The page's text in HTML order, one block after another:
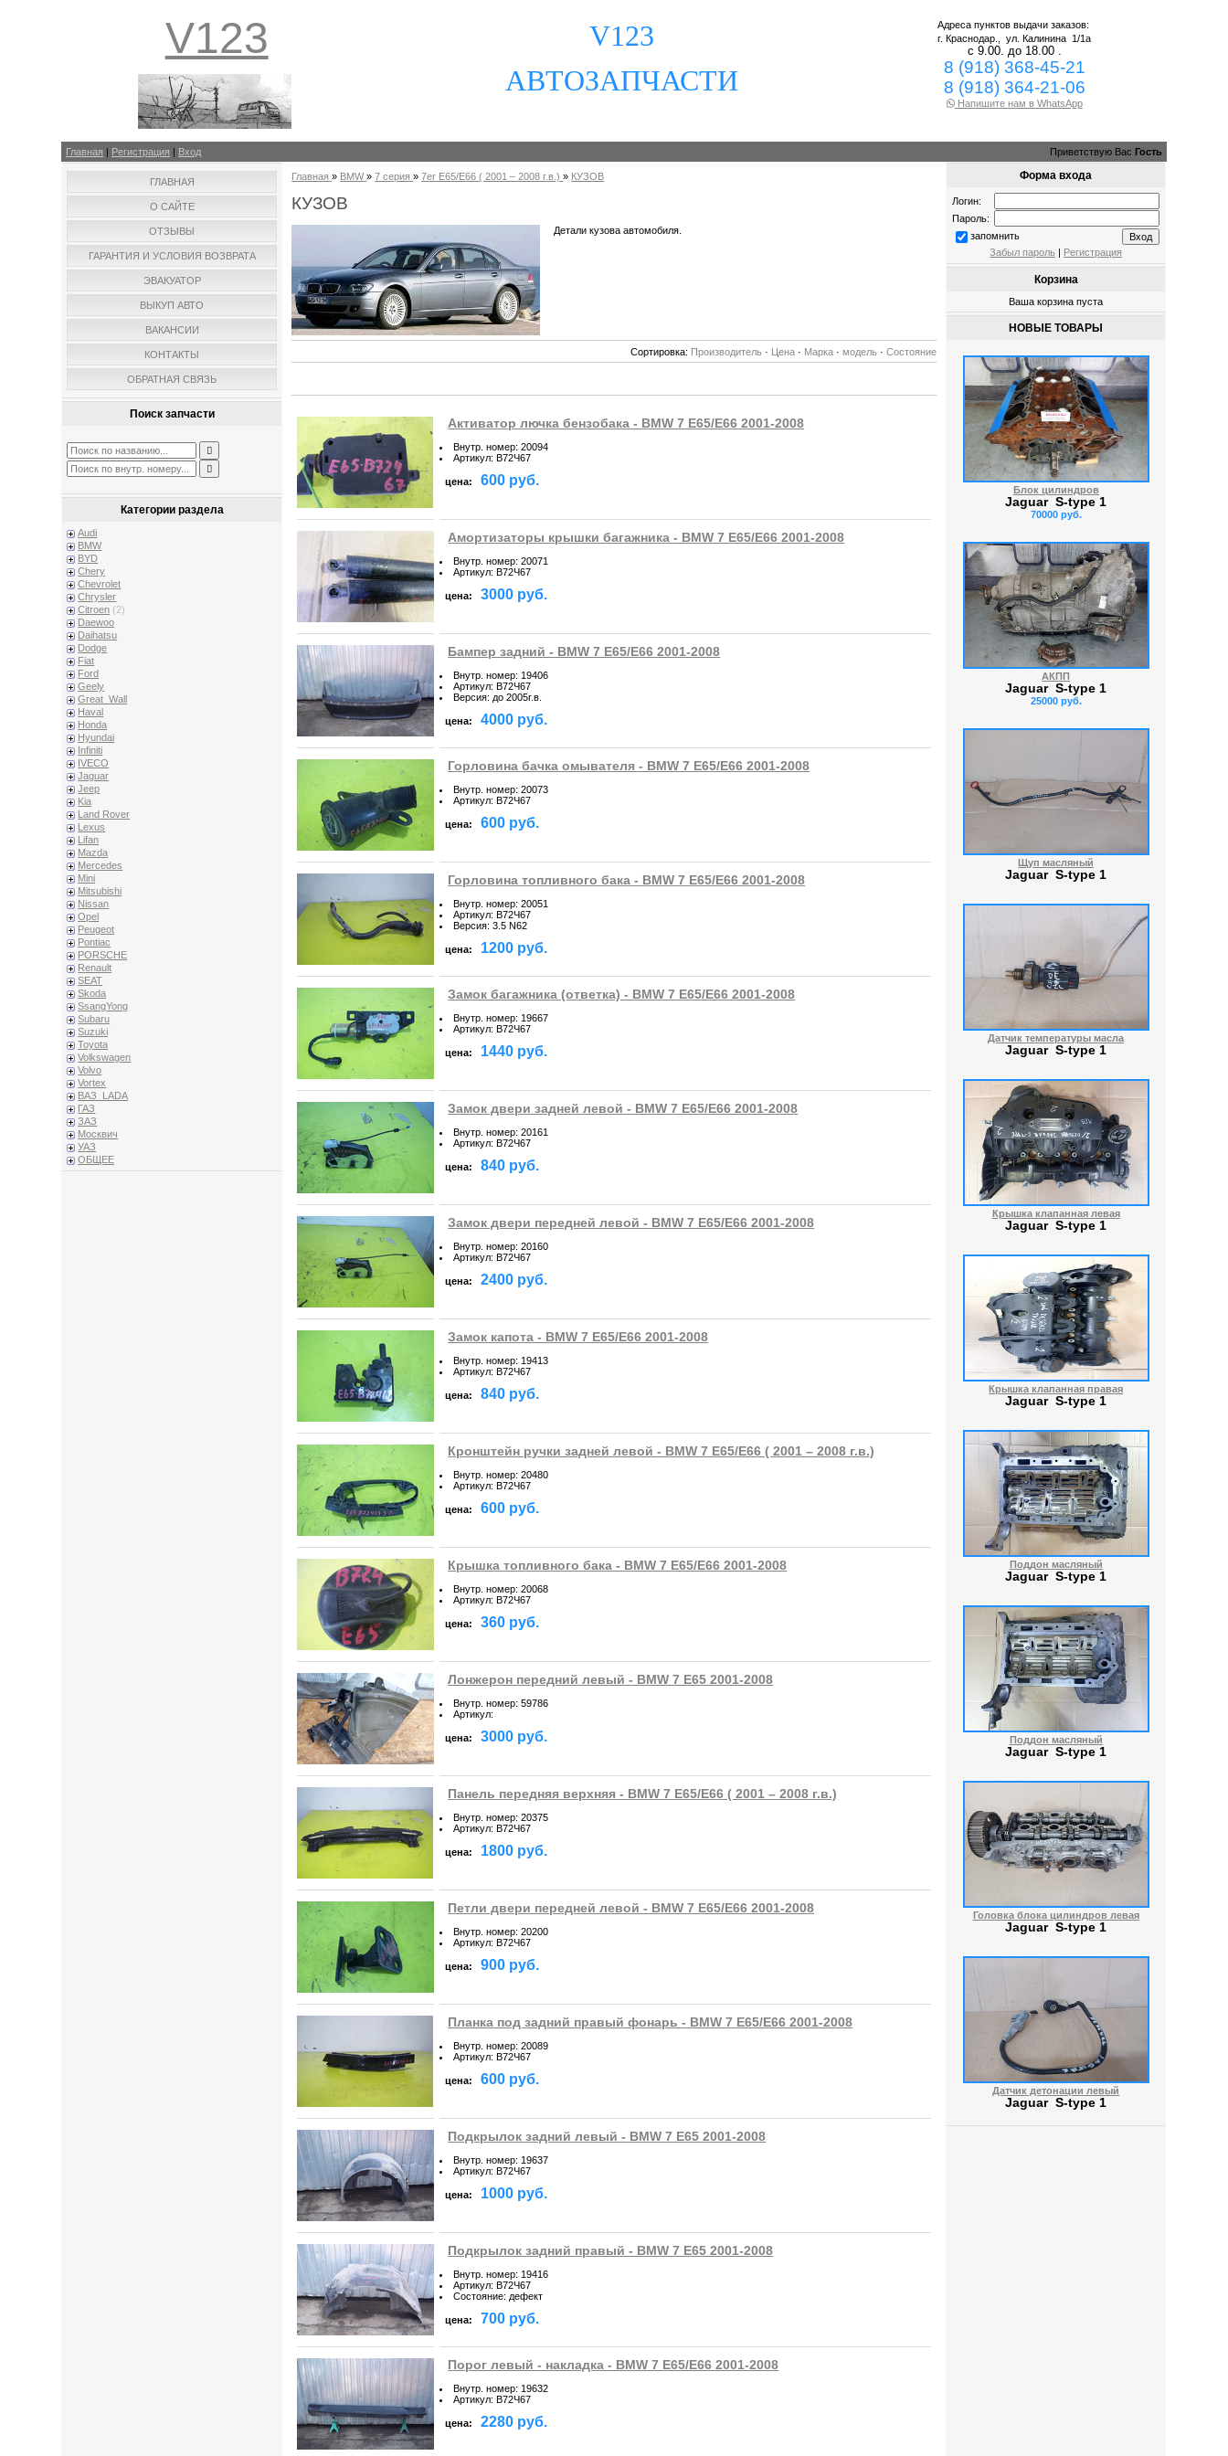
V123
V123
АВТОЗАПЧАСТИ
Адреса пунктов выдачи заказов:
г. Краснодар.,ул. Калинина 1/1а
с 9.00. до 18.00 .
8 (918) 368-45-21
8 (918) 364-21-06
Напишите нам в WhatsApp
Главная | Регистрация | Вход Приветствую Вас Гость
ГЛАВНАЯ
О САЙТЕ
ОТЗЫВЫ
ГАРАНТИЯ И УСЛОВИЯ ВОЗВРАТА
ЭВАКУАТОР
ВЫКУП АВТО
ВАКАНСИИ
КОНТАКТЫ
ОБРАТНАЯ СВЯЗЬ
Поиск запчасти
Категории раздела
Audi
BMW
BYD
Chery
Chevrolet
Chrysler
Citroen (2)
Daewoo
Daihatsu
Dodge
Fiat
Ford
Geely
Great_Wall
Haval
Honda
Hyundai
Infiniti
IVECO
Jaguar
Jeep
Kia
Land Rover
Lexus
Lifan
Mazda
Mercedes
Mini
Mitsubishi
Nissan
Opel
Peugeot
Pontiac
PORSCHE
Renault
SEAT
Skoda
SsangYong
Subaru
Suzuki
Toyota
Volkswagen
Volvo
Vortex
ВАЗ_LADA
ГАЗ
ЗАЗ
Москвич
УАЗ
ОБЩЕЕ
Главная » BMW »7 серия »7er E65/E66 ( 2001 – 2008 г.в.) » КУЗОВ
КУЗОВ
Детали кузова автомобиля.
Сортировка: Производитель · Цена · Марка ·модель ·Состояние
Активатор лючка бензобака - BMW 7 E65/E66 2001-2008
Внутр. номер: 20094
Артикул: B72Ч67
цена: 600 руб.
Амортизаторы крышки багажника - BMW 7 E65/E66 2001-2008
Внутр. номер: 20071
Артикул: B72Ч67
цена: 3000 руб.
Бампер задний - BMW 7 E65/E66 2001-2008
Внутр. номер: 19406
Артикул: B72Ч67
Версия: до 2005г.в.
цена: 4000 руб.
Горловина бачка омывателя - BMW 7 E65/E66 2001-2008
Внутр. номер: 20073
Артикул: B72Ч67
цена: 600 руб.
Горловина топливного бака - BMW 7 E65/E66 2001-2008
Внутр. номер: 20051
Артикул: B72Ч67
Версия: 3.5 N62
цена: 1200 руб.
Замок багажника (ответка) - BMW 7 E65/E66 2001-2008
Внутр. номер: 19667
Артикул: B72Ч67
цена: 1440 руб.
Замок двери задней левой - BMW 7 E65/E66 2001-2008
Внутр. номер: 20161
Артикул: B72Ч67
цена: 840 руб.
Замок двери передней левой - BMW 7 E65/E66 2001-2008
Внутр. номер: 20160
Артикул: B72Ч67
цена: 2400 руб.
Замок капота - BMW 7 E65/E66 2001-2008
Внутр. номер: 19413
Артикул: B72Ч67
цена: 840 руб.
Кронштейн ручки задней левой - BMW 7 E65/E66 ( 2001 – 2008 г.в.)
Внутр. номер: 20480
Артикул: B72Ч67
цена: 600 руб.
Крышка топливного бака - BMW 7 E65/E66 2001-2008
Внутр. номер: 20068
Артикул: B72Ч67
цена: 360 руб.
Лонжерон передний левый - BMW 7 E65 2001-2008
Внутр. номер: 59786
Артикул:
цена: 3000 руб.
Панель передняя верхняя - BMW 7 E65/E66 ( 2001 – 2008 г.в.)
Внутр. номер: 20375
Артикул: B72Ч67
цена: 1800 руб.
Петли двери передней левой - BMW 7 E65/E66 2001-2008
Внутр. номер: 20200
Артикул: B72Ч67
цена: 900 руб.
Планка под задний правый фонарь - BMW 7 E65/E66 2001-2008
Внутр. номер: 20089
Артикул: B72Ч67
цена: 600 руб.
Подкрылок задний левый - BMW 7 E65 2001-2008
Внутр. номер: 19637
Артикул: B72Ч67
цена: 1000 руб.
Подкрылок задний правый - BMW 7 E65 2001-2008
Внутр. номер: 19416
Артикул: B72Ч67
Состояние: дефект
цена: 700 руб.
Порог левый - накладка - BMW 7 E65/E66 2001-2008
Внутр. номер: 19632
Артикул: B72Ч67
цена: 2280 руб.
Форма входа
Логин:
Пароль:
запомнить
Забыл пароль | Регистрация
Корзина
Ваша корзина пуста
НОВЫЕ ТОВАРЫ
Блок цилиндров
Jaguar S-type 1
70000 руб.
АКПП
Jaguar S-type 1
25000 руб.
Щуп масляный
Jaguar S-type 1
Датчик температуры масла
Jaguar S-type 1
Крышка клапанная левая
Jaguar S-type 1
Крышка клапанная правая
Jaguar S-type 1
Поддон масляный
Jaguar S-type 1
Поддон масляный
Jaguar S-type 1
Головка блока цилиндров левая
Jaguar S-type 1
Датчик детонации левый
Jaguar S-type 1